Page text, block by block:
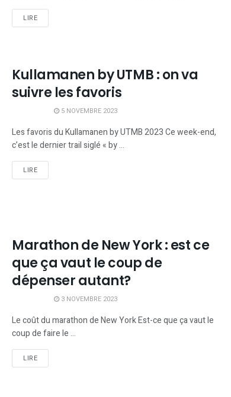
LIRE
Kullamanen by UTMB : on va
suivre les favoris
5 NOVEMBRE 2023
Les favoris du Kullamanen by UTMB 2023 Ce week-end,
c’est le dernier trail siglé « by ...
LIRE
Marathon de New York : est ce
que ça vaut le coup de
dépenser autant?
3 NOVEMBRE 2023
Le coût du marathon de New York Est-ce que ça vaut le
coup de faire le ...
LIRE